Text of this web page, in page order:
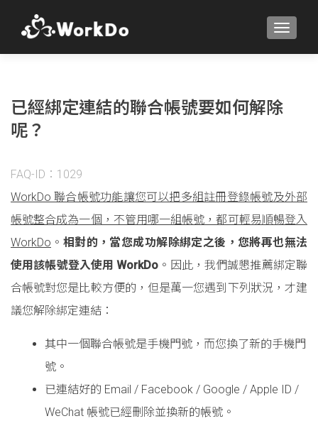
已經綁定連結的聯合帳號要如何解除
呢？
FAQ-ID：1029
WorkDo 聯合帳號功能讓您可以把多組註冊登錄帳號及外部
帳號整合成為一個，不管用哪一組帳號，都可輕易順暢登入
WorkDo 。 相對的，當您成功解除綁定之後，您將再也無法
使用該帳號登入使用 WorkDo 。因此，我們誠懇推薦綁定聯
合帳號對您是比較方便的，但是萬一您遇到下列狀況，才建
議您解除綁定連結：
其中一個聯合帳號是手機門號，而您換了新的手機門
號。
已連結好的 Email / Facebook / Google / Apple ID /
WeChat 帳號已經刪除並換新的帳號。